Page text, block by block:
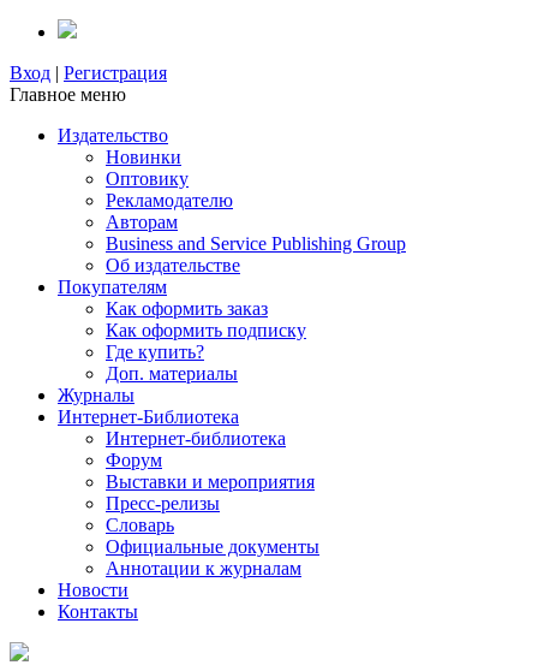
Вход | Регистрация
Главное меню
Издательство
Новинки
Оптовику
Рекламодателю
Авторам
Business and Service Publishing Group
Об издательстве
Покупателям
Как оформить заказ
Как оформить подписку
Где купить?
Доп. материалы
Журналы
Интернет-Библиотека
Интернет-библиотека
Форум
Выставки и мероприятия
Пресс-релизы
Словарь
Официальные документы
Аннотации к журналам
Новости
Контакты